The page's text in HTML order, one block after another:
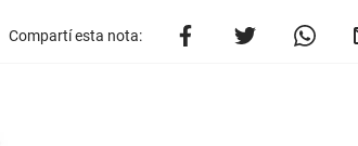
Compartí esta nota: